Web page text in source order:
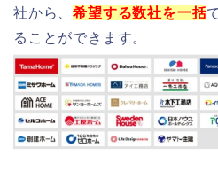
社から、希望する数社を一括
ることができます。